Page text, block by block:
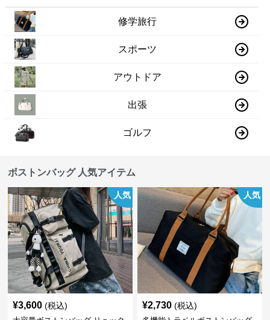
修学旅行
スポーツ
アウトドア
出張
ゴルフ
ボストンバッグ 人気アイテム
人気
¥3,600 (税込)
人気
¥2,730 (税込)